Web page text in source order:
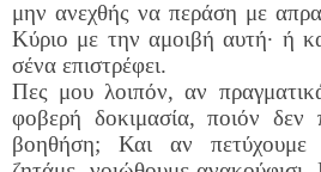
μην ανεχθής να περάση με
Κύριο με την αμοιβή αυτή∙ ή
σένα επιστρέφει.
Πες μου λοιπόν, αν
φοβερή δοκιμασία, ποιόν
βοηθήση; Και αν πετύχουμε